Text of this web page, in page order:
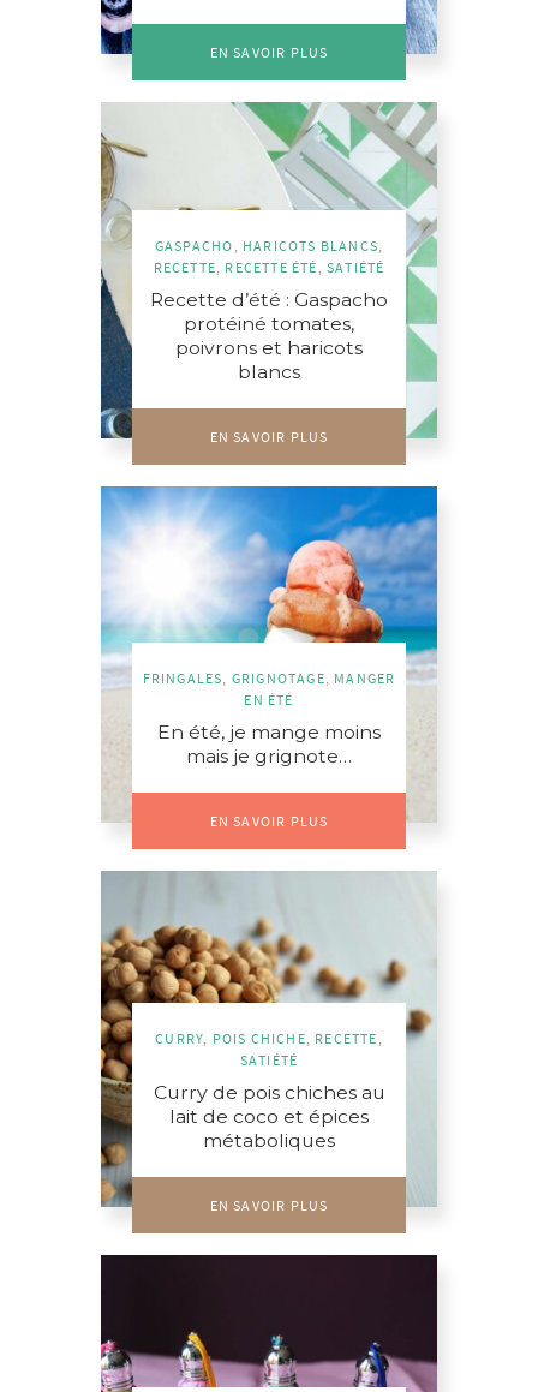
EN SAVOIR PLUS
GASPACHO HARICOTS BLANCS
RECETTE RECETTE ÉTÉ SATIÉTÉ
Recette d’été : Gaspacho
protéiné tomates,
poivrons et haricots
blancs
EN SAVOIR PLUS
FRINGALES GRIGNOTAGE MANGER
EN ÉTÉ
En été, je mange moins
mais je grignote…
EN SAVOIR PLUS
CURRY POIS CHICHE RECETTE
SATIÉTÉ
Curry de pois chiches au
lait de coco et épices
métaboliques
EN SAVOIR PLUS